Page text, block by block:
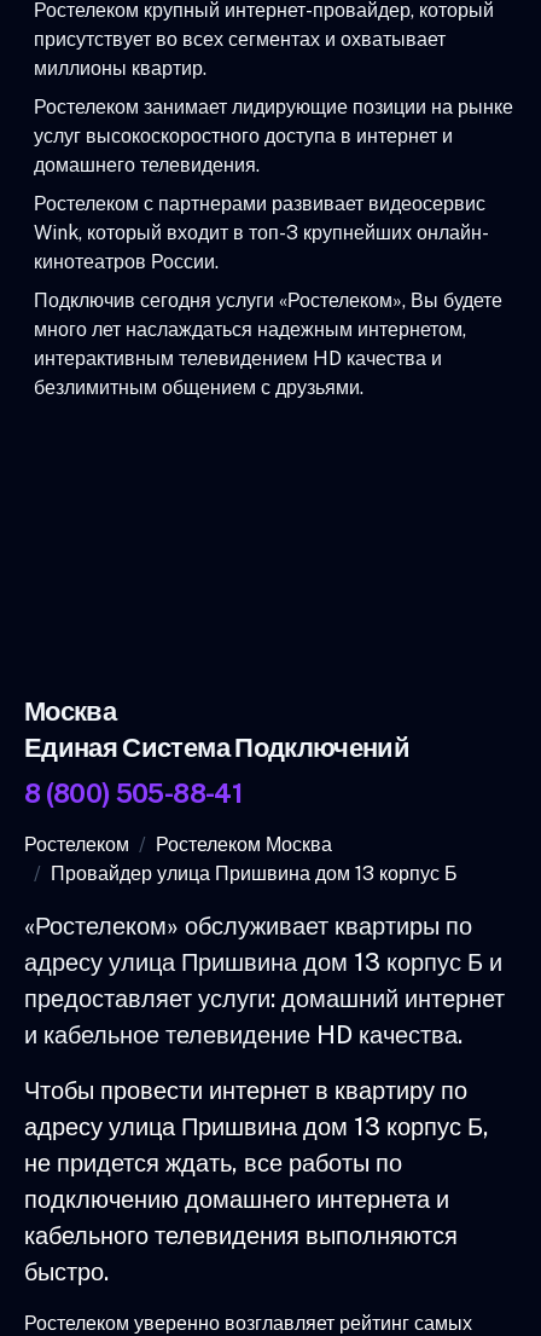
Ростелеком крупный интернет-провайдер, который
присутствует во всех сегментах и охватывает
миллионы квартир.
Ростелеком занимает лидирующие позиции на рынке
услуг высокоскоростного доступа в интернет и
домашнего телевидения.
Ростелеком с партнерами развивает видеосервис
Wink, который входит в топ-3 крупнейших онлайн-
кинотеатров России.
Подключив сегодня услуги «Ростелеком», Вы будете
много лет наслаждаться надежным интернетом,
интерактивным телевидением HD качества и
безлимитным общением с друзьями.
Москва
Единая Система Подключений
8 (800) 505-88-41
Ростелеком
Ростелеком Москва
Провайдер улица Пришвина дом 13 корпус Б
«Ростелеком» обслуживает квартиры по
адресу улица Пришвина дом 13 корпус Б и
предоставляет услуги: домашний интернет
и кабельное телевидение HD качества.
Чтобы провести интернет в квартиру по
адресу улица Пришвина дом 13 корпус Б,
не придется ждать, все работы по
подключению домашнего интернета и
кабельного телевидения выполняются
быстро.
Ростелеком уверенно возглавляет рейтинг самых